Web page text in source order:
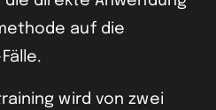
auf die
wird von zwei